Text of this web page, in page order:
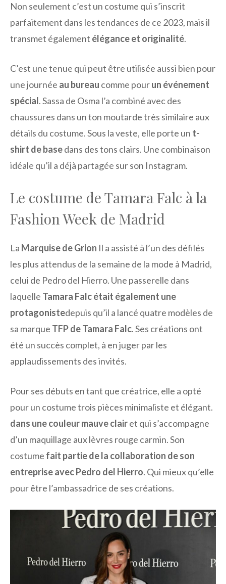
Non seulement c’est un costume qui s’inscrit
parfaitement dans les tendances de ce 2023, mais il
transmet également élégance et originalité.
C’est une tenue qui peut être utilisée aussi bien pour
une journée au bureau comme pourun événement
spécial. Sassa de Osma l’a combiné avec des
chaussures dans un ton moutarde très similaire aux
détails du costume. Sous la veste, elle porte un t-
shirt de basedans des tons clairs. Une combinaison
idéale qu’il a déjà partagée sur son Instagram.
Le costume de Tamara Falc à la
Fashion Week de Madrid
La Marquise de Grion Il a assisté à l’un des défilés
les plus attendus de la semaine de la mode à Madrid,
celui de Pedro del Hierro. Une passerelle dans
laquelle Tamara Falc était également une
protagonistedepuis qu’il a lancé quatre modèles de
sa marque TFP de Tamara Falc. Ses créations ont
été un succès complet, à en juger par les
applaudissements des invités.
Pour ses débuts en tant que créatrice, elle a opté
pour un costume trois pièces minimaliste et élégant.
dans une couleur mauve clairet qui s’accompagne
d’un maquillage aux lèvres rouge carmin. Son
costume fait partie de la collaboration de son
entreprise avec Pedro del Hierro. Qui mieux qu’elle
pour être l’ambassadrice de ses créations.